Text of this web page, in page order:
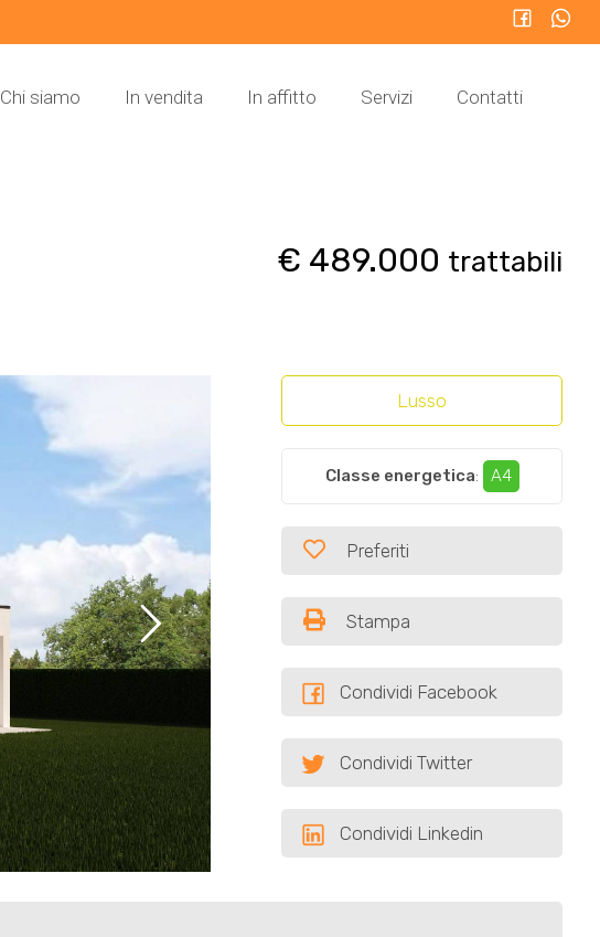
Chi siamo In vendita In affitto Servizi Contatti
€ 489.000 trattabili
Lusso
Classe energetica: A4
Preferiti
Stampa
Condividi Facebook
Condividi Twitter
Condividi Linkedin